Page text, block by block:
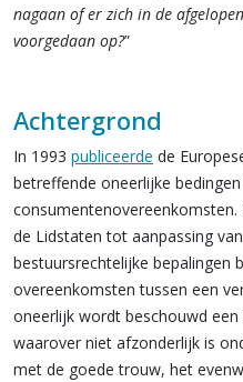
nagaan of er zich in de
voorgedaan op?”
Achtergrond
In 1993 publiceerde de
betreffende oneerlijke bedingen
de Lidstaten tot aanpassing
bestuursrechtelijke bepalingen
overeenkomsten tussen een
oneerlijk wordt beschouwd
waarover niet afzonderlijk is
met de goede trouw, het